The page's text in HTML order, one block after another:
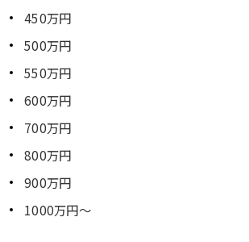
450万円
500万円
550万円
600万円
700万円
800万円
900万円
1000万円～